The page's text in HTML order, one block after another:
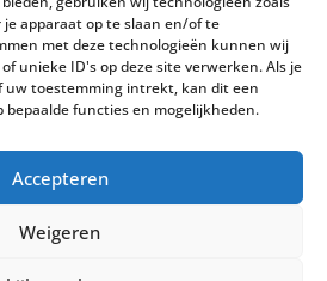
apparaat op te slaan en/of te
met deze technologieën kunnen wij
unieke ID's op deze site verwerken. Als je
uw toestemming intrekt, kan dit een
bepaalde functies en mogelijkheden.
Accepteren
Weigeren
(EU)
Privacy Policy